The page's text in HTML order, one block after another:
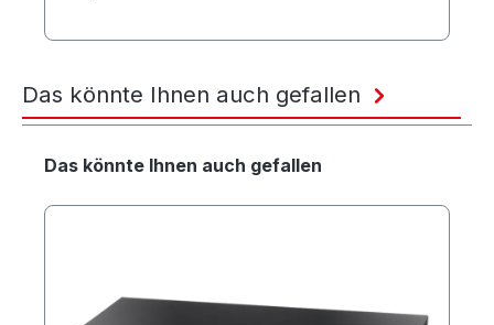
Das könnte Ihnen auch gefallen
Produktgalerie überspringen
Das könnte Ihnen auch gefallen